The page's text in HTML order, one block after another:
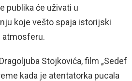
publika će uživati u
koje vešto spaja istorijski
atmosferu.
Stojkovića, film „Sedef
kada je atentatorka pucala